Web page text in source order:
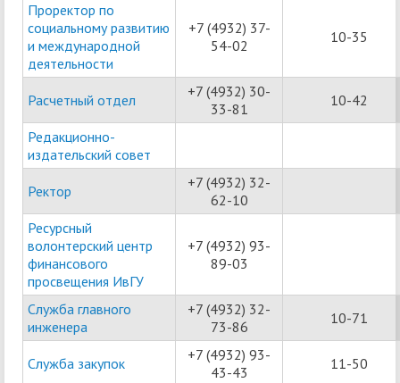
Проректор по
социальному развитию
и международной
деятельности
+7 (4932) 37-
54-02
10-35
Расчетный отдел
+7 (4932) 30-
33-81
10-42
Редакционно-
издательский совет
Ректор
+7 (4932) 32-
62-10
Ресурсный
волонтерский центр
финансового
просвещения ИвГУ
+7 (4932) 93-
89-03
Служба главного
инженера
+7 (4932) 32-
73-86
10-71
Служба закупок
+7 (4932) 93-
43-43
11-50